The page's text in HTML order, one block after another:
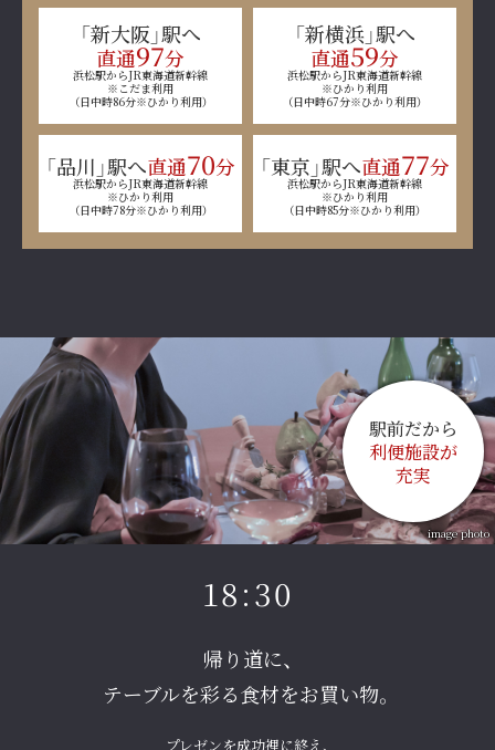
「新大阪」駅へ
直通97分
浜松駅からJR東海道新幹線
※こだま利用
（日中時86分※ひかり利用）
「新横浜」駅へ
直通59分
浜松駅からJR東海道新幹線
※ひかり利用
（日中時67分※ひかり利用）
「品川」駅へ直通70分
浜松駅からJR東海道新幹線
※ひかり利用
（日中時78分※ひかり利用）
「東京」駅へ直通77分
浜松駅からJR東海道新幹線
※ひかり利用
（日中時85分※ひかり利用）
image photo
駅前だから
利便施設が
充実
18:30
帰り道に、
テーブルを彩る食材をお買い物。
プレゼンを成功裡に終え、